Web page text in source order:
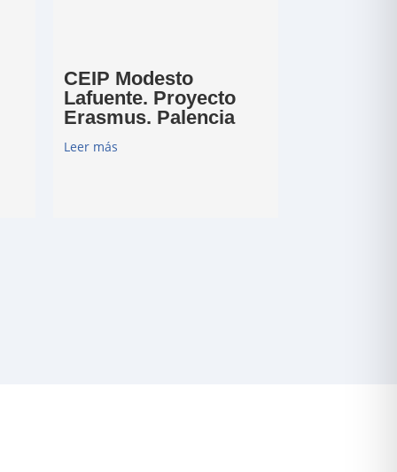
CEIP Modesto
Lafuente. Proyecto
Erasmus. Palencia
Leer más